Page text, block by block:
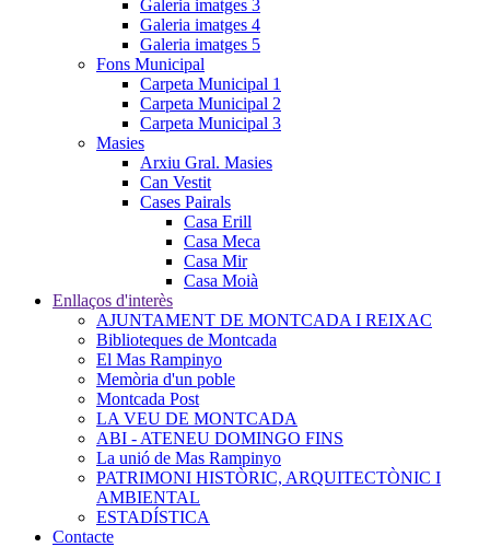
Galeria imatges 3
Galeria imatges 4
Galeria imatges 5
Fons Municipal
Carpeta Municipal 1
Carpeta Municipal 2
Carpeta Municipal 3
Masies
Arxiu Gral. Masies
Can Vestit
Cases Pairals
Casa Erill
Casa Meca
Casa Mir
Casa Moià
Enllaços d'interès
AJUNTAMENT DE MONTCADA I REIXAC
Biblioteques de Montcada
El Mas Rampinyo
Memòria d'un poble
Montcada Post
LA VEU DE MONTCADA
ABI - ATENEU DOMINGO FINS
La unió de Mas Rampinyo
PATRIMONI HISTÒRIC, ARQUITECTÒNIC I
AMBIENTAL
ESTADÍSTICA
Contacte